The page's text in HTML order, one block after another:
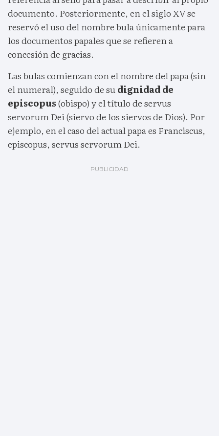
documento. Posteriormente, en el siglo XV se
reservó el uso del nombre bula únicamente para
los documentos papales que se refieren a
concesión de gracias.
Las bulas comienzan con el nombre del papa (sin
el numeral), seguido de sudignidad de
episcopus(obispo) y el título de servus
servorum Dei (siervo de los siervos de Dios). Por
ejemplo, en el caso del actual papa es Franciscus,
episcopus, servus servorum Dei.